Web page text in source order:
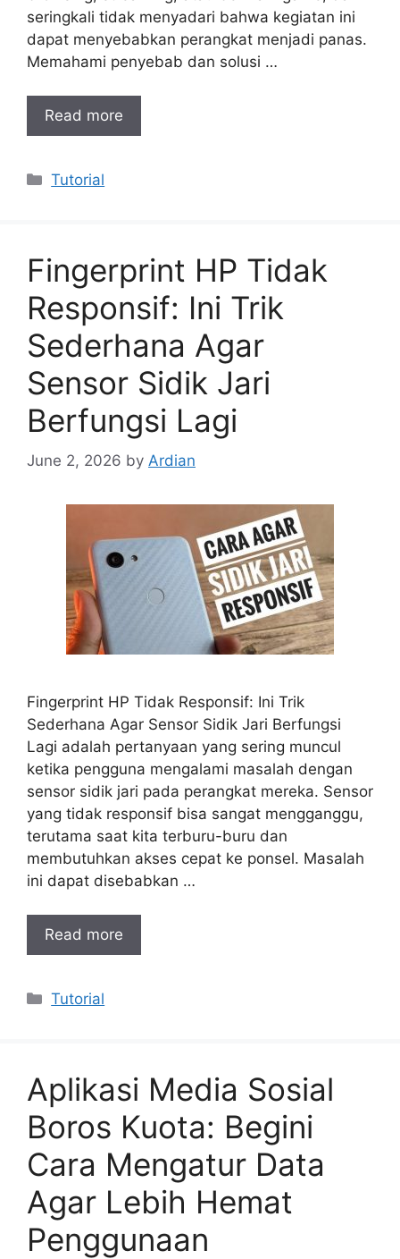
seringkali tidak menyadari bahwa kegiatan ini
dapat menyebabkan perangkat menjadi panas.
Memahami penyebab dan solusi …
Read more
Categories
Tutorial
Fingerprint HP Tidak
Responsif: Ini Trik
Sederhana Agar
Sensor Sidik Jari
Berfungsi Lagi
June 2, 2026 by Ardian
Fingerprint HP Tidak Responsif: Ini Trik
Sederhana Agar Sensor Sidik Jari Berfungsi
Lagi adalah pertanyaan yang sering muncul
ketika pengguna mengalami masalah dengan
sensor sidik jari pada perangkat mereka. Sensor
yang tidak responsif bisa sangat mengganggu,
terutama saat kita terburu-buru dan
membutuhkan akses cepat ke ponsel. Masalah
ini dapat disebabkan …
Read more
Categories
Tutorial
Aplikasi Media Sosial
Boros Kuota: Begini
Cara Mengatur Data
Agar Lebih Hemat
Penggunaan